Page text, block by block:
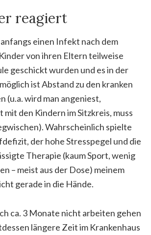
reagiert
einen Infekt nach dem
von ihren Eltern teilweise
geschickt wurden und es in der
ist Abstand zu den kranken
(u.a. wird man angeniest,
den Kindern im Sitzkreis, muss
Wahrscheinlich spielte
der hohe Stresspegel und die
Therapie (kaum Sport, wenig
– meist aus der Dose) meinem
gerade in die Hände.
ca. 3 Monate nicht arbeiten gehen
längere Zeit im Krankenhaus